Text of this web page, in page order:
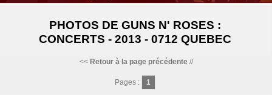
PHOTOS DE GUNS N' ROSES :
CONCERTS - 2013 - 0712 QUEBEC
<< Retour à la page précédente//
Pages : 1